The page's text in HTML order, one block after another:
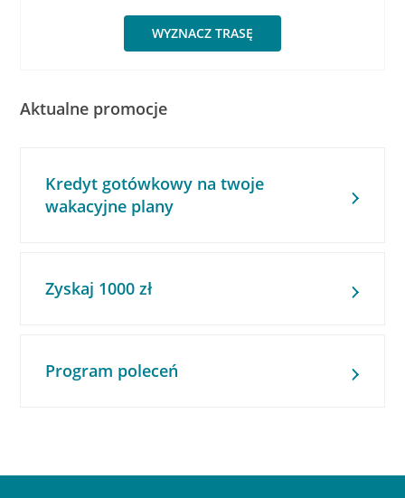
WYZNACZ TRASĘ
Aktualne promocje
Kredyt gotówkowy na twoje
wakacyjne plany
Zyskaj 1000 zł
Program poleceń